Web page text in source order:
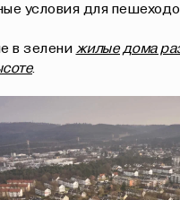
условия для
в зелени жилые дома
.